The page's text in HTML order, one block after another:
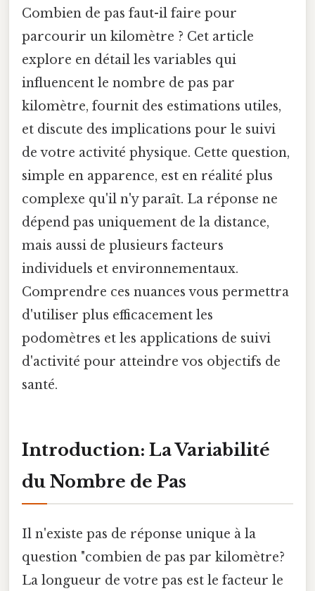
Combien de pas faut-il faire pour
parcourir un kilomètre ? Cet article
explore en détail les variables qui
influencent le nombre de pas par
kilomètre, fournit des estimations utiles,
et discute des implications pour le suivi
de votre activité physique. Cette question,
simple en apparence, est en réalité plus
complexe qu'il n'y paraît. La réponse ne
dépend pas uniquement de la distance,
mais aussi de plusieurs facteurs
individuels et environnementaux.
Comprendre ces nuances vous permettra
d'utiliser plus efficacement les
podomètres et les applications de suivi
d'activité pour atteindre vos objectifs de
santé.
Introduction: La Variabilité
du Nombre de Pas
Il n'existe pas de réponse unique à la
question "combien de pas par kilomètre?
La longueur de votre pas est le facteur le